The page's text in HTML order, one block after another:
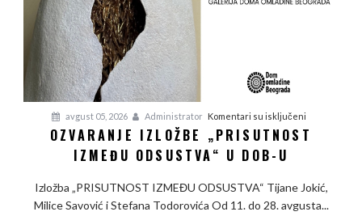
avgust 05, 2026 Administrator Komentari su isključenina
Ozvaranje
između
odsustva“
OZVARANJE IZLOŽBE „PRISUTNOST
IZMEĐU ODSUSTVA“ U DOB-U
Izložba „PRISUTNOST IZMEĐU ODSUSTVA“ Tijane Jokić,
Milice Savović i Stefana Todorovića Od 11. do 28. avgusta...